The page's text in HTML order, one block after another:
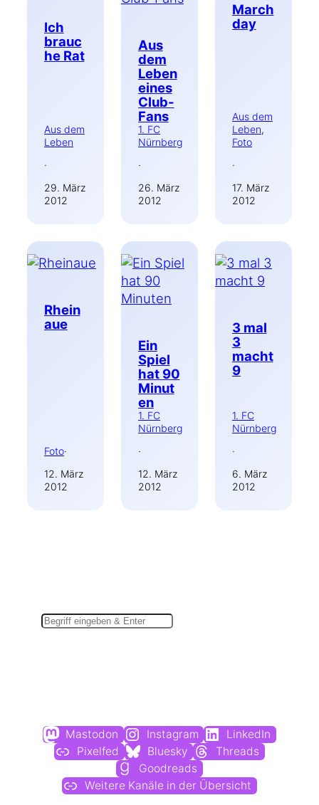
Ich
brauc
he Rat
Aus dem
Leben
·
29. März
2012
Aus
dem
Leben
eines
Club-
Fans
1. FC
Nürnberg
·
26. März
2012
March
day
Aus dem
Leben
Foto
·
17. März
2012
Rhein
aue
Foto·
12. März
2012
Ein
Spiel
hat 90
Minut
en
1. FC
Nürnberg
·
12. März
2012
3 mal
3
macht
9
1. FC
Nürnberg
·
6. März
2012
Mastodon Instagram
LinkedIn
Pixelfed
Bluesky
Threads
Goodreads
Weitere Kanäle in der Übersicht